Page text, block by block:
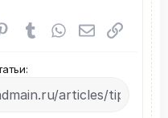
Pinterest
TumblrWhatsAppСсылка